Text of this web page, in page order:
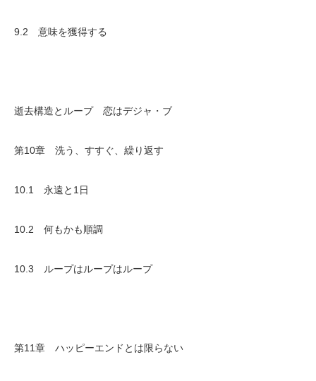
9.2 意味を獲得する
逝去構造とループ 恋はデジャ・ブ
第10章 洗う、すすぐ、繰り返す
10.1 永遠と1日
10.2 何もかも順調
10.3 ループはループはループ
第11章 ハッピーエンドとは限らない